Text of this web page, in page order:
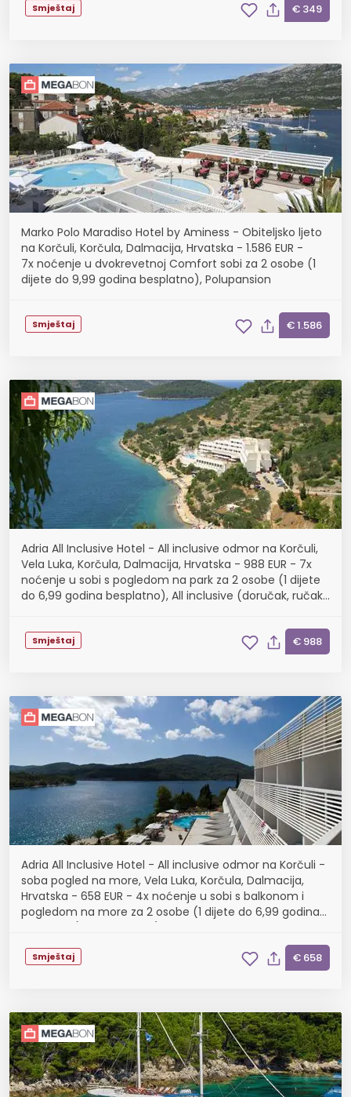
Smještaj € 349
Marko Polo Maradiso Hotel by Aminess - Obiteljsko ljeto
na Korčuli, Korčula, Dalmacija, Hrvatska - 1.586 EUR -
7x noćenje u dvokrevetnoj Comfort sobi za 2 osobe (1
dijete do 9,99 godina besplatno), Polupansion
Smještaj € 1.586
Adria All Inclusive Hotel - All inclusive odmor na Korčuli,
Vela Luka, Korčula, Dalmacija, Hrvatska - 988 EUR - 7x
noćenje u sobi s pogledom na park za 2 osobe (1 dijete
do 6,99 godina besplatno), All inclusive (doručak, ručak,
Smještaj € 988
Adria All Inclusive Hotel - All inclusive odmor na Korčuli -
soba pogled na more, Vela Luka, Korčula, Dalmacija,
Hrvatska - 658 EUR - 4x noćenje u sobi s balkonom i
pogledom na more za 2 osobe (1 dijete do 6,99 godina
Smještaj € 658